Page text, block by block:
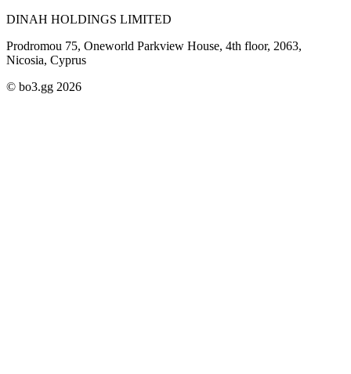
DINAH HOLDINGS LIMITED
Prodromou 75, Oneworld Parkview House, 4th floor, 2063,
Nicosia, Cyprus
© bo3.gg 2026